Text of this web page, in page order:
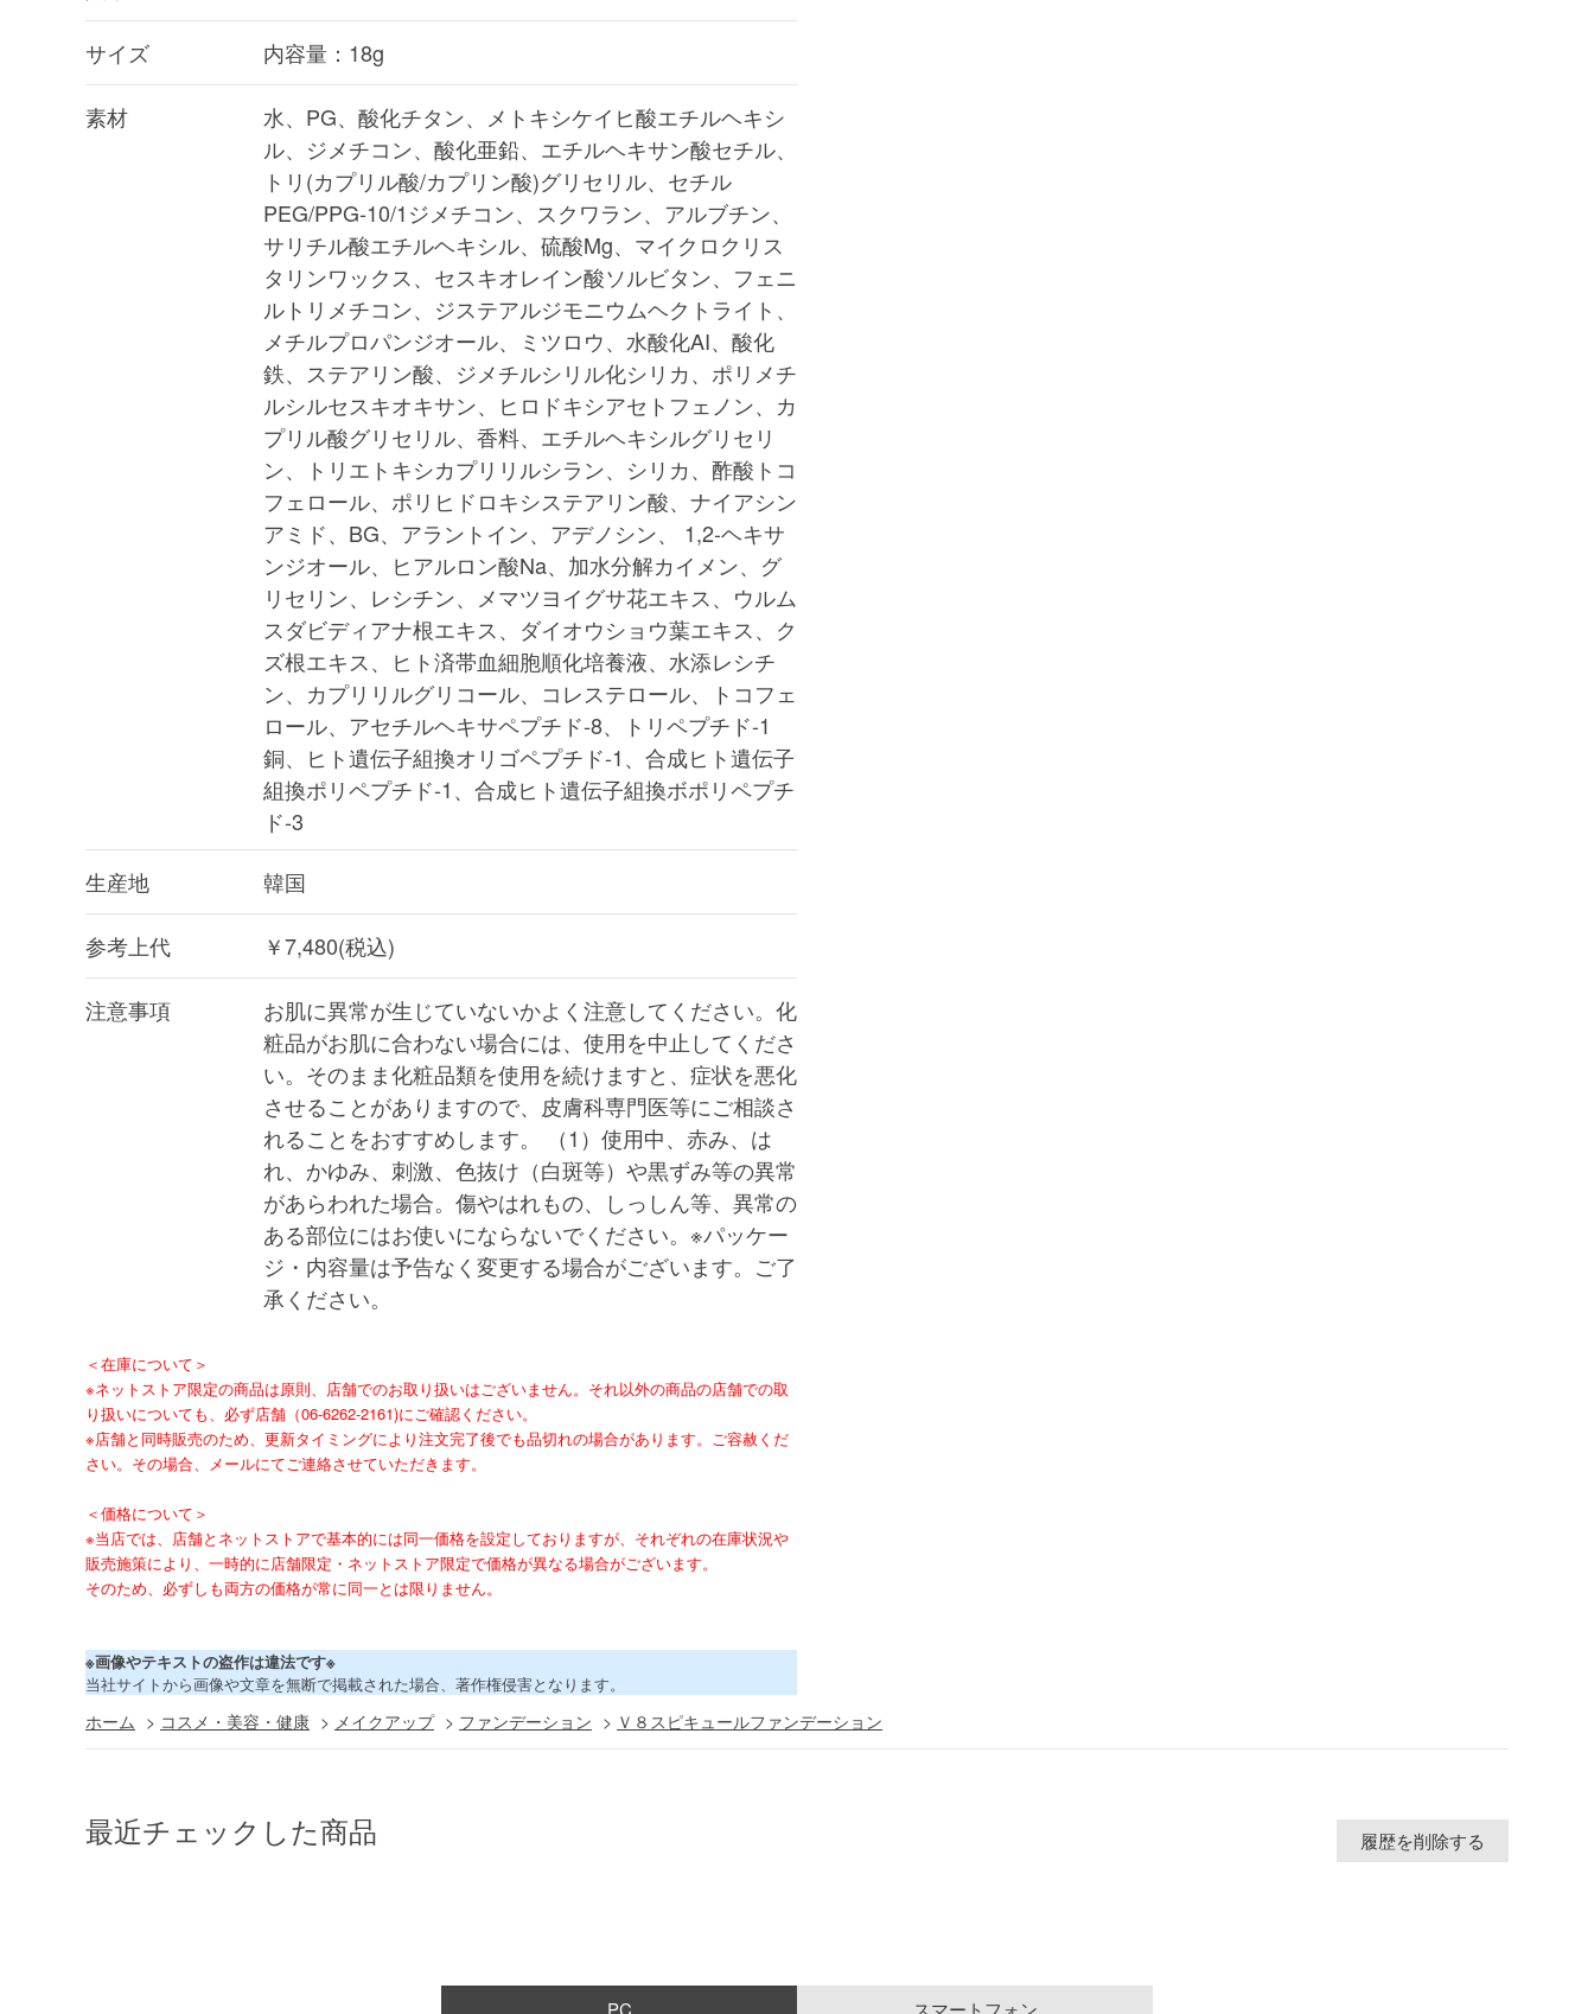
サイズ 内容量：18g
素材
水、PG、酸化チタン、メトキシケイヒ酸エチルヘキシ
ル、ジメチコン、酸化亜鉛、エチルヘキサン酸セチル、
トリ(カプリル酸/カプリン酸)グリセリル、セチル
PEG/PPG-10/1ジメチコン、スクワラン、アルブチン、
サリチル酸エチルヘキシル、硫酸Mg、マイクロクリス
タリンワックス、セスキオレイン酸ソルビタン、フェニ
ルトリメチコン、ジステアルジモニウムヘクトライト、
メチルプロパンジオール、ミツロウ、水酸化AI、酸化
鉄、ステアリン酸、ジメチルシリル化シリカ、ポリメチ
ルシルセスキオキサン、ヒロドキシアセトフェノン、カ
プリル酸グリセリル、香料、エチルヘキシルグリセリ
ン、トリエトキシカプリリルシラン、シリカ、酢酸トコ
フェロール、ポリヒドロキシステアリン酸、ナイアシン
アミド、BG、アラントイン、アデノシン、 1,2-ヘキサ
ンジオール、ヒアルロン酸Na、加水分解カイメン、グ
リセリン、レシチン、メマツヨイグサ花エキス、ウルム
スダビディアナ根エキス、ダイオウショウ葉エキス、ク
ズ根エキス、ヒト済帯血細胞順化培養液、水添レシチ
ン、カプリリルグリコール、コレステロール、トコフェ
ロール、アセチルヘキサペプチド-8、トリペプチド-1
銅、ヒト遺伝子組換オリゴペプチド-1、合成ヒト遺伝子
組換ポリペプチド-1、合成ヒト遺伝子組換ボポリペプチ
ド-3
生産地
韓国
参考上代 ￥7,480(税込)
注意事項
お肌に異常が生じていないかよく注意してください。化
粧品がお肌に合わない場合には、使用を中止してくださ
い。そのまま化粧品類を使用を続けますと、症状を悪化
させることがありますので、皮膚科専門医等にご相談さ
れることをおすすめします。 （1）使用中、赤み、は
れ、かゆみ、刺激、色抜け（白斑等）や黒ずみ等の異常
があらわれた場合。傷やはれもの、しっしん等、異常の
ある部位にはお使いにならないでください。※パッケー
ジ・内容量は予告なく変更する場合がございます。ご了
承ください。
＜在庫について＞
※ネットストア限定の商品は原則、店舗でのお取り扱いはございません。それ以外の商品の店舗での取
り扱いについても、必ず店舗（06-6262-2161)にご確認ください。
※店舗と同時販売のため、更新タイミングにより注文完了後でも品切れの場合があります。ご容赦くだ
さい。その場合、メールにてご連絡させていただきます。
＜価格について＞
※当店では、店舗とネットストアで基本的には同一価格を設定しておりますが、それぞれの在庫状況や
販売施策により、一時的に店舗限定・ネットストア限定で価格が異なる場合がございます。
そのため、必ずしも両方の価格が常に同一とは限りません。
※画像やテキストの盗作は違法です※
当社サイトから画像や文章を無断で掲載された場合、著作権侵害となります。
ホーム > コスメ・美容・健康 > メイクアップ > ファンデーション > Ｖ８スピキュールファンデーション
最近チェックした商品 履歴を削除する
PC スマートフォン